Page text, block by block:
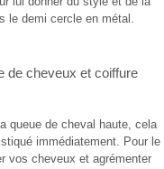
le demi cercle en métal.
de cheveux et coiffure
queue de cheval haute, cela
immédiatement. Pour le
vos cheveux et agrémenter